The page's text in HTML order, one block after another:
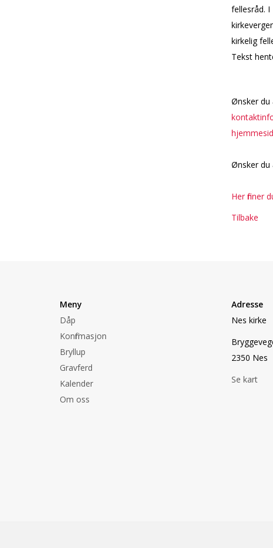
fellesråd.
kirkelig
Tekst
Ønsker du
Ønsker du
Her finner
Tilbake
Meny
Dåp
Konfirmasjon
Bryllup
Gravferd
Kalender
Om oss
Adresse
Nes kirke
2350 Nes
Se kart